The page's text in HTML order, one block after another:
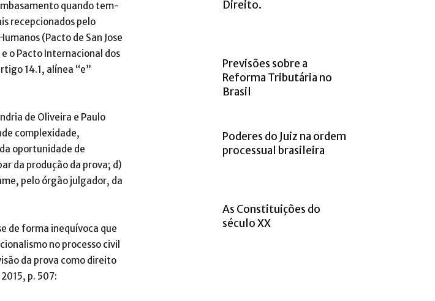
quando tem-
recepcionados pelo
(Pacto de San Jose
o Pacto Internacional dos
14.1, alínea “e”
de Oliveira e Paulo
complexidade,
oportunidade de
da produção da prova; d)
pelo órgão julgador, da
de forma inequívoca que
no processo civil
da prova como direito
p. 507:
Direito.
Previsões sobre a
Reforma Tributária no
Brasil
Poderes do Juiz na ordem
processual brasileira
As Constituições do
século XX